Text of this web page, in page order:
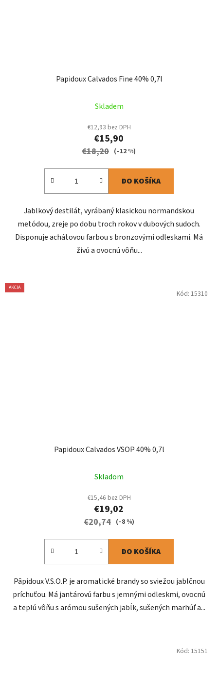
Papidoux Calvados Fine 40% 0,7l
Skladem
€12,93 bez DPH
€15,90
€18,20 (–12 %)
DO KOŠÍKA
Jablkový destilát, vyrábaný klasickou normandskou
metódou, zreje po dobu troch rokov v dubových sudoch.
Disponuje achátovou farbou s bronzovými odleskami. Má
živú a ovocnú vôňu...
AKCIA
Papidoux Calvados VSOP 40% 0,7l
Skladom
€15,46 bez DPH
€19,02
€20,74 (–8 %)
DO KOŠÍKA
Pâpidoux V.S.O.P. je aromatické brandy so sviežou jablčnou
príchuťou. Má jantárovú farbu s jemnými odleskmi, ovocnú
a teplú vôňu s arómou sušených jabĺk, sušených marhúľ a...
Kód: 15310
Kód: 15151